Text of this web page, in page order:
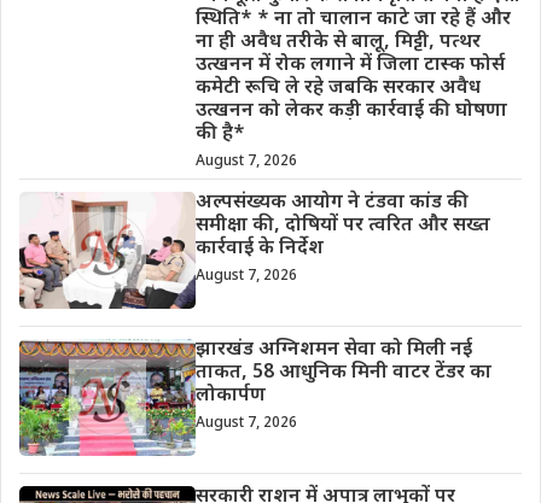
स्थिति* * ना तो चालान काटे जा रहे हैं और
ना ही अवैध तरीके से बालू, मिट्टी, पत्थर
उत्खनन में रोक लगाने में जिला टास्क फोर्स
कमेटी रूचि ले रहे जबकि सरकार अवैध
उत्खनन को लेकर कड़ी कार्रवाई की घोषणा
की है*
August 7, 2026
अल्पसंख्यक आयोग ने टंडवा कांड की
समीक्षा की, दोषियों पर त्वरित और सख्त
कार्रवाई के निर्देश
August 7, 2026
झारखंड अग्निशमन सेवा को मिली नई
ताकत, 58 आधुनिक मिनी वाटर टेंडर का
लोकार्पण
August 7, 2026
सरकारी राशन में अपात्र लाभुकों पर